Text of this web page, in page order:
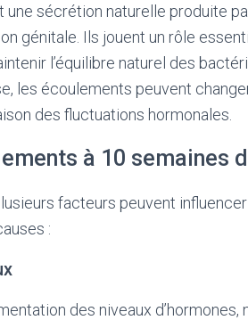
sécrétion naturelle produite
génitale. Ils jouent un rôle
l’équilibre naturel des
les écoulements peuvent
des fluctuations hormonales.
à 10 semaines
facteurs peuvent
:
des niveaux